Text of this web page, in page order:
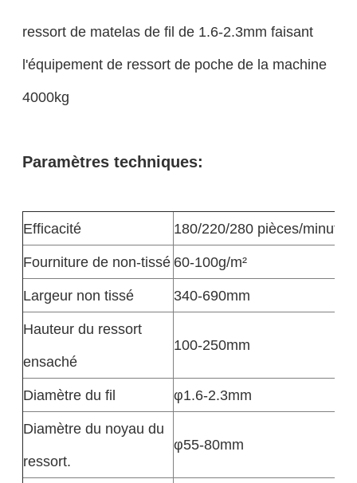
ressort de matelas de fil de 1.6-2.3mm faisant
l'équipement de ressort de poche de la machine
4000kg
Paramètres techniques:
Efficacité
180/220/280 pièces/minute
Fourniture de non-tissé 60-100g/m²
Largeur non tissé
340-690mm
Hauteur du ressort
ensaché
100-250mm
Diamètre du fil
φ1.6-2.3mm
Diamètre du noyau du
ressort.
φ55-80mm